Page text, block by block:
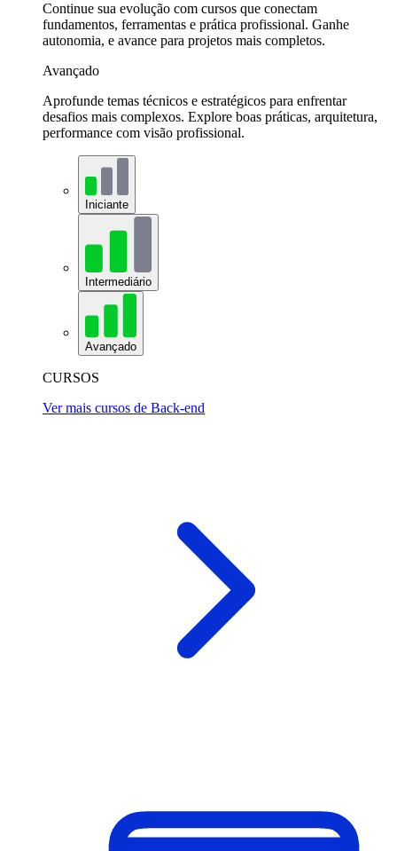
Continue sua evolução com cursos que conectam
fundamentos, ferramentas e prática profissional. Ganhe
autonomia, e avance para projetos mais completos.
Avançado
Aprofunde temas técnicos e estratégicos para enfrentar
desafios mais complexos. Explore boas práticas, arquitetura,
performance com visão profissional.
Iniciante
Intermediário
Avançado
CURSOS
Ver mais cursos de Back-end